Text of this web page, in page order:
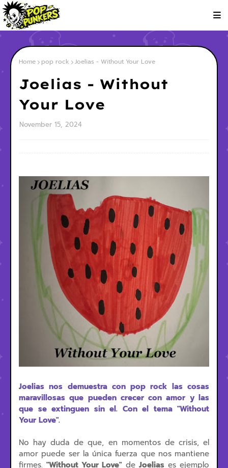
Home pop rock Joelias - Without Your Love
Joelias - Without
Your Love
November 15, 2024
Joelias nos demuestra con pop rock las cosas
maravillosas que pueden crecer con amor y las
que se extinguen sin el. Con el tema "Without
Your Love".
No hay duda de que, en momentos de crisis, el
amor puede ser la única fuerza que nos mantiene
firmes."Without Your Love" de Joeliases ejemplo